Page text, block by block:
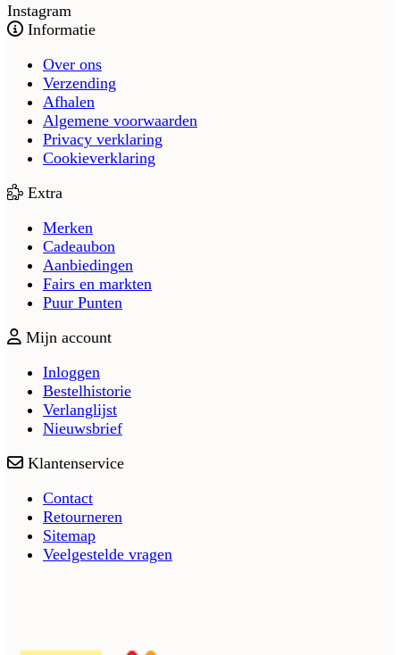
Instagram
Informatie
Over ons
Verzending
Afhalen
Algemene voorwaarden
Privacy verklaring
Cookieverklaring
Extra
Merken
Cadeaubon
Aanbiedingen
Fairs en markten
Puur Punten
Mijn account
Inloggen
Bestelhistorie
Verlanglijst
Nieuwsbrief
Klantenservice
Contact
Retourneren
Sitemap
Veelgestelde vragen